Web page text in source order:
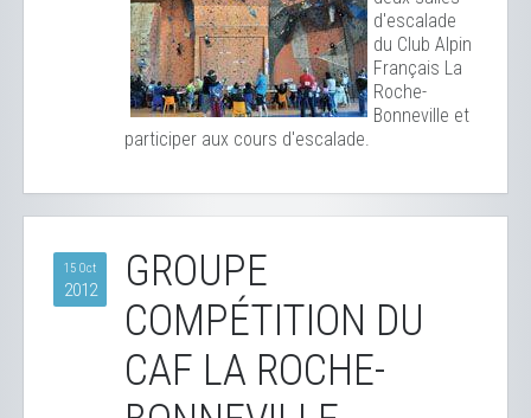
d'escalade
du Club Alpin
Français La
Roche-
Bonneville et
participer aux cours d'escalade.
15 Oct
2012
GROUPE
COMPÉTITION DU
CAF LA ROCHE-